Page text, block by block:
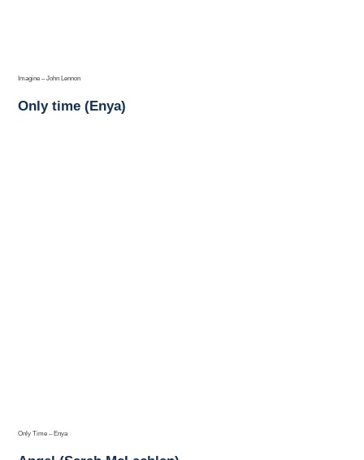
Imagine – John Lennon
Only time (Enya)
Only Time – Enya